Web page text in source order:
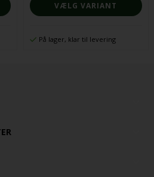
VÆLG VARIANT
På lager, klar til levering